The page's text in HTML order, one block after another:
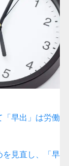
早出」は労働
を見直し、「早